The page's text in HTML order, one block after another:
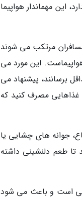
مهماندار هواپیما
مرتکب می شوند
این مورد می
برسانند، پیشنهاد می
غذاهایی مصرف کنید که
جوانه های چشایی یا
طعم دلنشینی داشته
آبی است و باعث می شود